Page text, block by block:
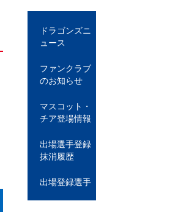
ドラゴンズニ
ュース
ファンクラブ
のお知らせ
マスコット・
チア登場情報
出場選手登録
抹消履歴
出場登録選手